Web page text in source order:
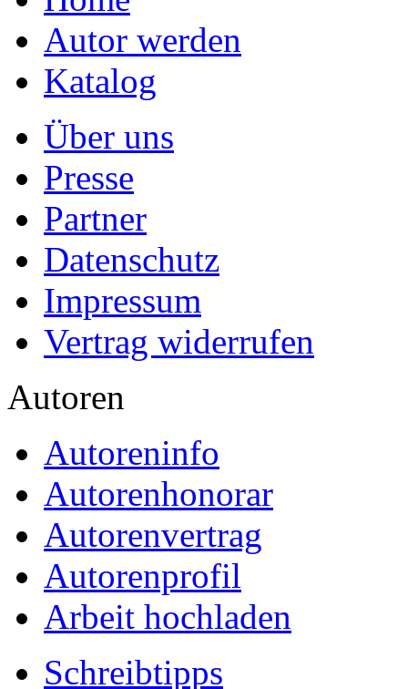
Autor werden
Katalog
Über uns
Presse
Partner
Datenschutz
Impressum
Vertrag widerrufen
Autoren
Autoreninfo
Autorenhonorar
Autorenvertrag
Autorenprofil
Arbeit hochladen
Schreibtipps